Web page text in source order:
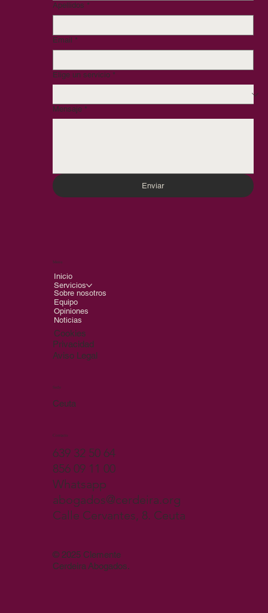
Apellidos *
Email *
Elige un servicio *
Mensaje *
Enviar
Menu
Inicio
Servicios
Sobre nosotros
Equipo
Opiniones
Noticias
Aviso Legal
Privacidad
Cookies
Sede
Ceuta
Contacto
639 32 50 64
856 09 11 00
Whatsapp
abogados@cerdeira.org
Calle Cervantes, 8. Ceuta
© 2025 Clemente
Cerdeira Abogados.